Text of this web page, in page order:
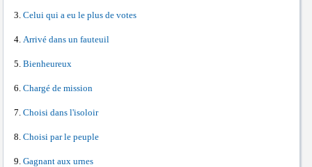
Celui qui a eu le plus de votes
Arrivé dans un fauteuil
Bienheureux
Chargé de mission
Choisi dans l'isoloir
Choisi par le peuple
Gagnant aux urnes